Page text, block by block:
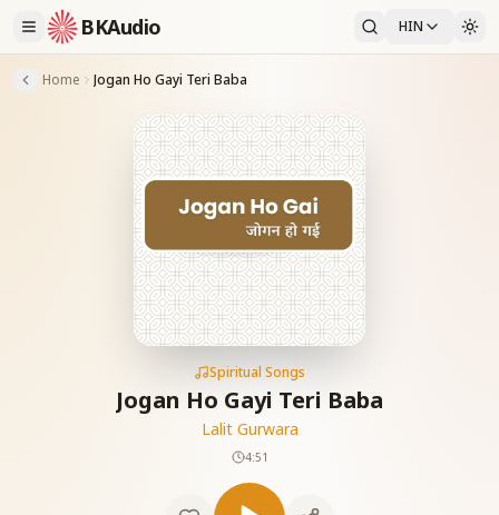
BKAudio HIN
Home Jogan Ho Gayi Teri Baba
Spiritual Songs
Jogan Ho Gayi Teri Baba
Lalit Gurwara
4:51